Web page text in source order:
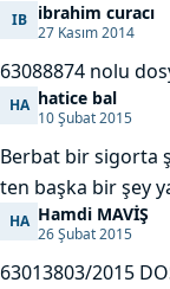
IBibrahim curacı
ibrahim curacı
27 Kasım 2014
63088874 nolu
HA
hatice bal
hatice bal
10 Şubat 2015
Berbat bir sigorta
ten başka bir şey
HA
Hamdi MAVİŞ
Hamdi MAVİŞ
26 Şubat 2015
63013803/2015